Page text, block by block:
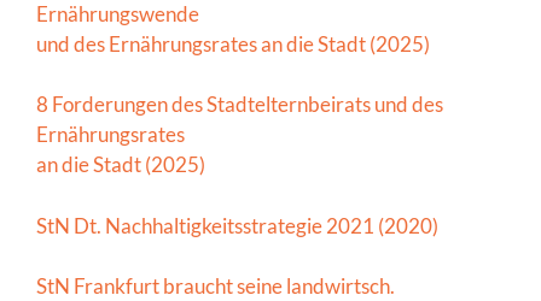
Ernährungswende
und des Ernährungsrates an die Stadt (2025)
8 Forderungen des Stadtelternbeirats und des
Ernährungsrates
an die Stadt (2025)
StN Dt. Nachhaltigkeitsstrategie 2021 (2020)
StN Frankfurt braucht seine landwirtsch.